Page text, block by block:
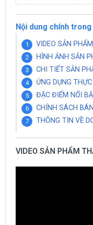
Nội dung chính trong
VIDEO SẢN
HÌNH ẢNH SẢN
CHI TIẾT SẢN
ỨNG DỤNG
ĐẶC ĐIỂM NỔI
CHÍNH SÁCH
THÔNG TIN VỀ
VIDEO SẢN PHẨM